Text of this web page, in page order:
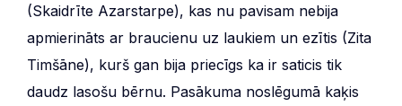
(Skaidrīte Azarstarpe), kas nu pavisam nebija
apmierināts ar braucienu uz laukiem un ezītis (Zita
Timšāne), kurš gan bija priecīgs ka ir saticis tik
daudz lasošu bērnu. Pasākuma noslēgumā kaķis